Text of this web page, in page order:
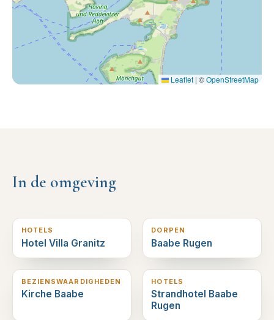
Leaflet | ©OpenStreetMap
In de omgeving
HOTELS
Hotel Villa Granitz
DORPEN
Baabe Rugen
2 km verderop
BEZIENSWAARDIGHEDEN
Kirche Baabe
2 km verderop
HOTELS
Strandhotel Baabe
Rugen